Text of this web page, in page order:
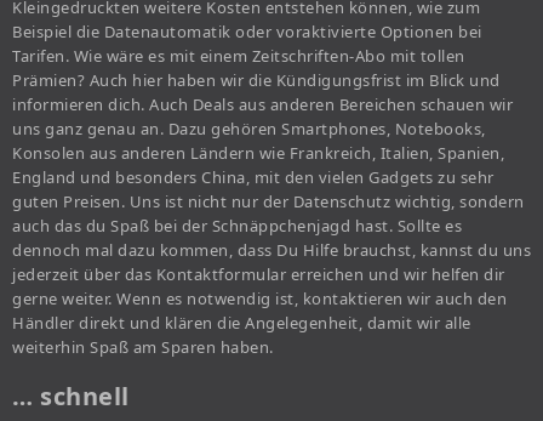
Kleingedruckten weitere Kosten entstehen können, wie zum
Beispiel die Datenautomatik oder voraktivierte Optionen bei
Tarifen. Wie wäre es mit einem Zeitschriften-Abo mit tollen
Prämien? Auch hier haben wir die Kündigungsfrist im Blick und
informieren dich. Auch Deals aus anderen Bereichen schauen wir
uns ganz genau an. Dazu gehören Smartphones, Notebooks,
Konsolen aus anderen Ländern wie Frankreich, Italien, Spanien,
England und besonders China, mit den vielen Gadgets zu sehr
guten Preisen. Uns ist nicht nur der Datenschutz wichtig, sondern
auch das du Spaß bei der Schnäppchenjagd hast. Sollte es
dennoch mal dazu kommen, dass Du Hilfe brauchst, kannst du uns
jederzeit über das Kontaktformular erreichen und wir helfen dir
gerne weiter. Wenn es notwendig ist, kontaktieren wir auch den
Händler direkt und klären die Angelegenheit, damit wir alle
weiterhin Spaß am Sparen haben.
… schnell